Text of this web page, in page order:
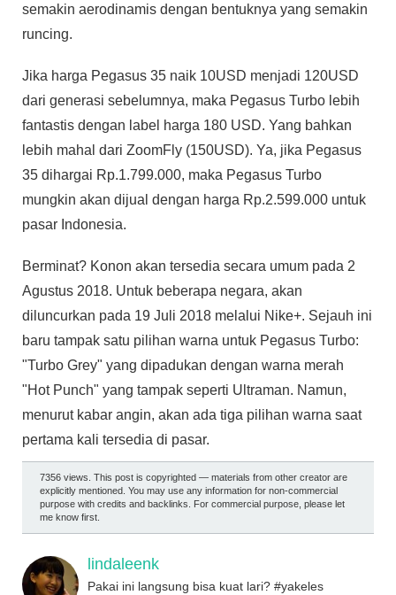
semakin aerodinamis dengan bentuknya yang semakin
runcing.
Jika harga Pegasus 35 naik 10USD menjadi 120USD
dari generasi sebelumnya, maka Pegasus Turbo lebih
fantastis dengan label harga 180 USD. Yang bahkan
lebih mahal dari ZoomFly (150USD). Ya, jika Pegasus
35 dihargai Rp.1.799.000, maka Pegasus Turbo
mungkin akan dijual dengan harga Rp.2.599.000 untuk
pasar Indonesia.
Berminat? Konon akan tersedia secara umum pada 2
Agustus 2018. Untuk beberapa negara, akan
diluncurkan pada 19 Juli 2018 melalui Nike+. Sejauh ini
baru tampak satu pilihan warna untuk Pegasus Turbo:
"Turbo Grey" yang dipadukan dengan warna merah
"Hot Punch" yang tampak seperti Ultraman. Namun,
menurut kabar angin, akan ada tiga pilihan warna saat
pertama kali tersedia di pasar.
7356 views. This post is copyrighted — materials from other creator are
explicitly mentioned. You may use any information for non-commercial
purpose with credits and backlinks. For commercial purpose, please let
me know first.
lindaleenk
Pakai ini langsung bisa kuat lari? #yakeles